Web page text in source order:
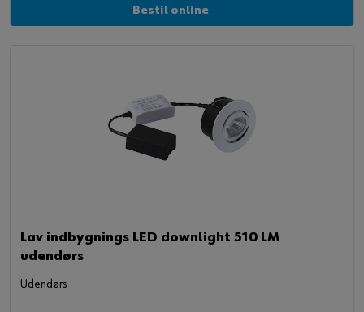
Bestil online
Lav indbygnings LED downlight 510 LM
udendørs
Udendørs